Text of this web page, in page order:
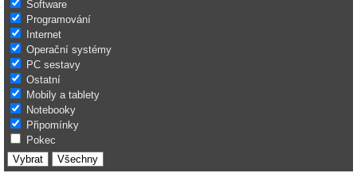
Software
Programování
Internet
Operační systémy
PC sestavy
Ostatní
Mobily a tablety
Notebooky
Připomínky
Pokec